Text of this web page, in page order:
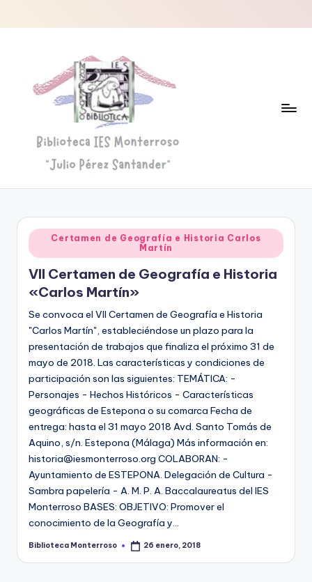
Saltar
b
li
o
e
c
a
Santander"
Publicado
en
Certamen de Geografía e Historia Carlos
Martín
VII Certamen de Geografía e Historia
«Carlos Martín»
Se convoca el VII Certamen de Geografía e Historia
"Carlos Martín", estableciéndose un plazo para la
presentación de trabajos que finaliza el próximo 31 de
mayo de 2018. Las características y condiciones de
participación son las siguientes: TEMÁTICA: -
Personajes - Hechos Históricos - Características
geográficas de Estepona o su comarca Fecha de
entrega: hasta el 31 mayo 2018 Avd. Santo Tomás de
Aquino, s/n. Estepona (Málaga) Más información en:
historia@iesmonterroso.org COLABORAN: -
Ayuntamiento de ESTEPONA. Delegación de Cultura -
Sambra papelería - A. M. P. A. Baccalaureatus del IES
Monterroso BASES: OBJETIVO: Promover el
conocimiento de la Geografía y…
Publicado
Biblioteca Monterroso 26 enero, 2018